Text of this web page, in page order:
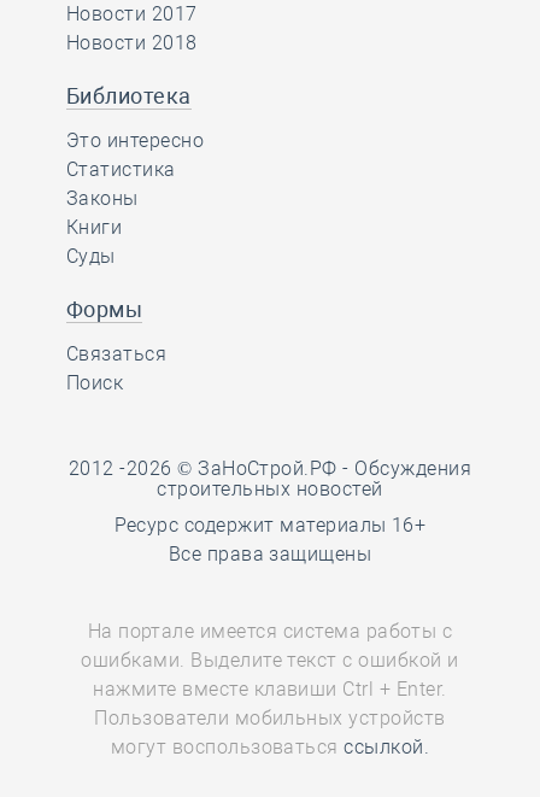
Новости 2017
Новости 2018
Библиотека
Это интересно
Статистика
Законы
Книги
Суды
Формы
Связаться
Поиск
2012 -2026 © ЗаНоСтрой.РФ - Обсуждения
строительных новостей
Ресурс содержит материалы 16+
Все права защищены
На портале имеется система работы с
ошибками. Выделите текст с ошибкой и
нажмите вместе клавиши Ctrl + Enter.
Пользователи мобильных устройств
могут воспользоватьсяссылкой.